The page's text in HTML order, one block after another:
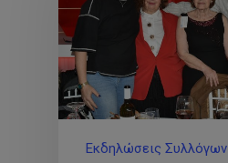
Εκδηλώσεις Συλλόγων